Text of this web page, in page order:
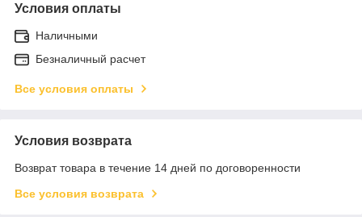
Условия оплаты
Наличными
Безналичный расчет
Все условия оплаты
Условия возврата
Возврат товара в течение 14 дней по договоренности
Все условия возврата